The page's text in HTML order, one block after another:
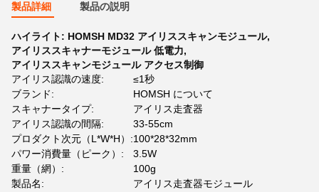
製品詳細 製品の説明
ハイライト: HOMSH MD32 アイリススキャンモジュール,
アイリススキャナーモジュール 低電力,
アイリススキャンモジュール アクセス制御
アイリス認識の速度:
≤1秒
ブランド:
HOMSH について
スキャナータイプ:
アイリス走査器
アイリス認識の間隔:
33-55cm
プロダクト次元（L*W*H）:100*28*32mm
パワー消費量（ピーク）:
3.5W
重量（網）:
100g
製品名:
アイリス走査器モジュール